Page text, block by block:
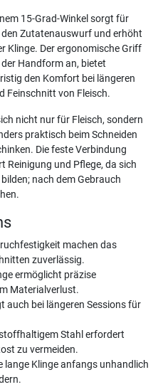
15-Grad-Winkel sorgt für
Zutatenauswurf und erhöht
Klinge. Der ergonomische Griff
Handform an, bietet
den Komfort bei längeren
Feinschnitt von Fleisch.
nicht nur für Fleisch, sondern
praktisch beim Schneiden
Die feste Verbindung
Reinigung und Pflege, da sich
nach dem Gebrauch
machen das
zuverlässig.
ermöglicht präzise
Materialverlust.
auch bei längeren Sessions für
Stahl erfordert
zu vermeiden.
lange Klinge anfangs unhandlich